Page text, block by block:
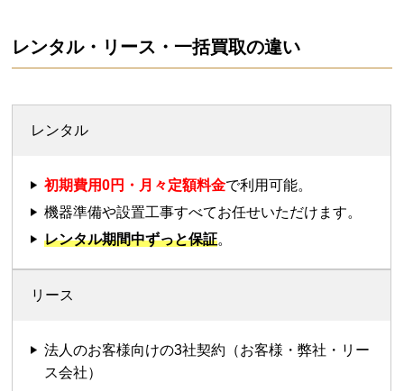
レンタル・リース・一括買取の違い
レンタル
初期費用0円・月々定額料金で利用可能。
機器準備や設置工事すべてお任せいただけます。
レンタル期間中ずっと保証。
リース
法人のお客様向けの3社契約（お客様・弊社・リー
ス会社）